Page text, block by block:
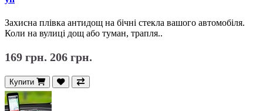
Захисна плівка антидощ на бічні стекла вашого автомобіля.
Коли на вулиці дощ або туман, трапля..
169 грн. 206 грн.
Купити